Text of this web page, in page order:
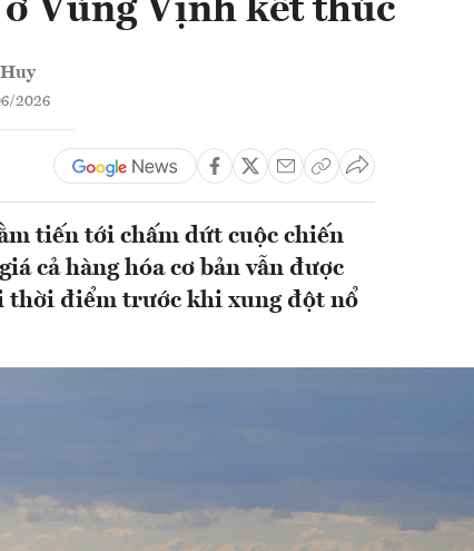
Vùng Vịnh kết thúc
2026
tiến tới chấm dứt cuộc chiến
cả hàng hóa cơ bản vẫn được
thời điểm trước khi xung đột nổ